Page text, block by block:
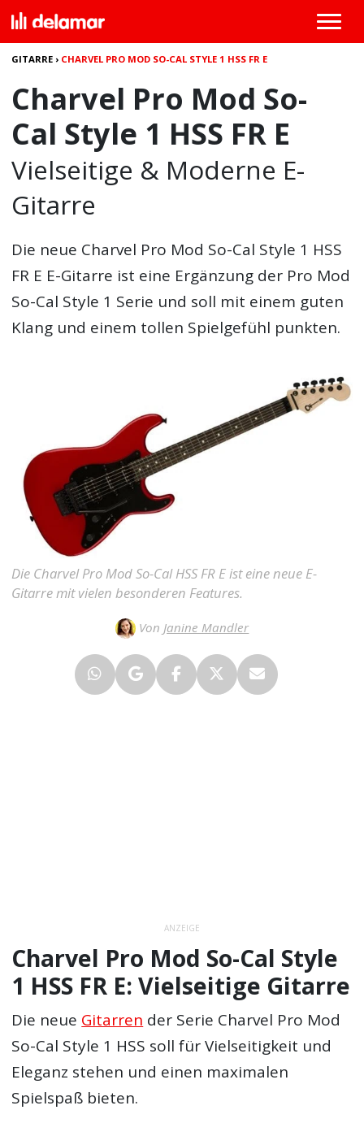
GITARRE › CHARVEL PRO MOD SO-CAL STYLE 1 HSS FR E
Charvel Pro Mod So-
Cal Style 1 HSS FR E
Vielseitige & Moderne E-
Gitarre
Die neue Charvel Pro Mod So-Cal Style 1 HSS
FR E E-Gitarre ist eine Ergänzung der Pro Mod
So-Cal Style 1 Serie und soll mit einem guten
Klang und einem tollen Spielgefühl punkten.
Die Charvel Pro Mod So-Cal HSS FR E ist eine neue E-
Gitarre mit vielen besonderen Features.
Von Janine Mandler
ANZEIGE
Charvel Pro Mod So-Cal Style
1 HSS FR E: Vielseitige Gitarre
Die neue Gitarren der Serie Charvel Pro Mod
So-Cal Style 1 HSS soll für Vielseitigkeit und
Eleganz stehen und einen maximalen
Spielspaß bieten.